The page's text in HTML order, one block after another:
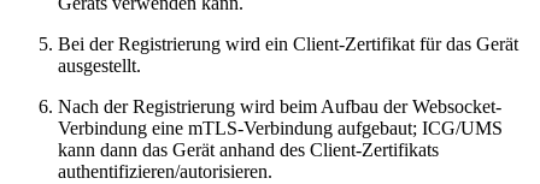
Bei der Registrierung wird ein Client-Zertifikat für das Gerät
ausgestellt.
Nach der Registrierung wird beim Aufbau der Websocket-
Verbindung eine mTLS-Verbindung aufgebaut; ICG/UMS
kann dann das Gerät anhand des Client-Zertifikats
authentifizieren/autorisieren.